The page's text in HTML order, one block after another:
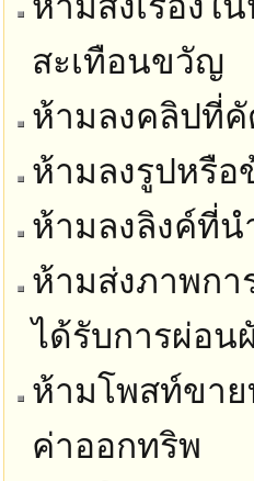
สะเทือนขวัญ
ห้ามลงคลิปที่คั
ห้ามลงรูปหรือ
ห้ามลงลิงค์ที่น
ห้ามส่งภาพก
ได้รับการผ่อน
ห้ามโพสท์ขาย
ค่าออกทริพ